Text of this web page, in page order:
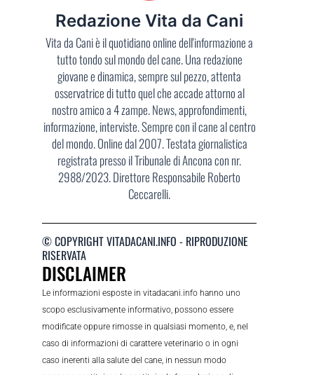
Redazione Vita da Cani
Vita da Cani è il quotidiano online dell'informazione a
tutto tondo sul mondo del cane. Una redazione
giovane e dinamica, sempre sul pezzo, attenta
osservatrice di tutto quel che accade attorno al
nostro amico a 4 zampe. News, approfondimenti,
informazione, interviste. Sempre con il cane al centro
del mondo. Online dal 2007. Testata giornalistica
registrata presso il Tribunale di Ancona con nr.
2988/2023. Direttore Responsabile Roberto
Ceccarelli.
© COPYRIGHT VITADACANI.INFO - RIPRODUZIONE
RISERVATA
DISCLAIMER
Le informazioni esposte in vitadacani.info hanno uno
scopo esclusivamente informativo, possono essere
modificate oppure rimosse in qualsiasi momento, e, nel
caso di informazioni di carattere veterinario o in ogni
caso inerenti alla salute del cane, in nessun modo